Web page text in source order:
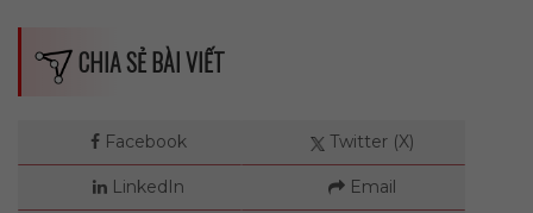
CHIA SẺ BÀI VIẾT
Facebook Twitter (X)
LinkedIn Email